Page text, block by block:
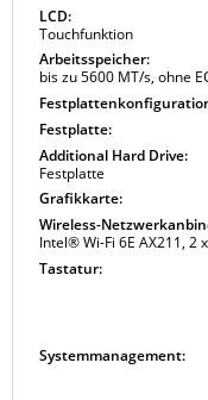
LCD:
Touchfunktion
Arbeitsspeicher:
bis zu 5600 MT/s, ohne
Festplatte:
Additional Hard Drive:
Festplatte
Grafikkarte:
Wireless-
Intel® Wi-Fi 6E AX211, 2
Tastatur:
Systemmanagement: